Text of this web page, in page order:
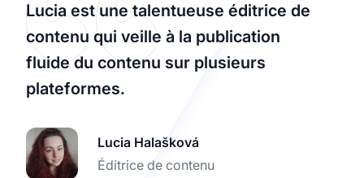
Lucia est une talentueuse éditrice de
contenu qui veille à la publication
fluide du contenu sur plusieurs
plateformes.
Lucia Halašková
Éditrice de contenu